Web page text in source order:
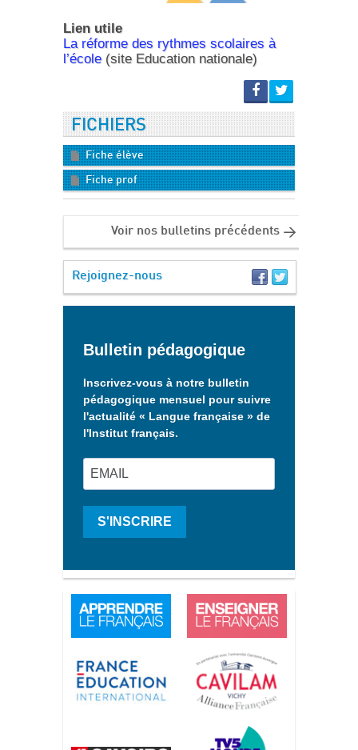
Lien utile
La réforme des rythmes scolaires à
l’école(site Education nationale)
FICHIERS
Fiche élève
Fiche prof
Voir nos bulletins précédents
Rejoignez-nous
Bulletin pédagogique
Inscrivez-vous à notre bulletin
pédagogique mensuel pour suivre
l'actualité « Langue française » de
l'Institut français.
S'INSCRIRE